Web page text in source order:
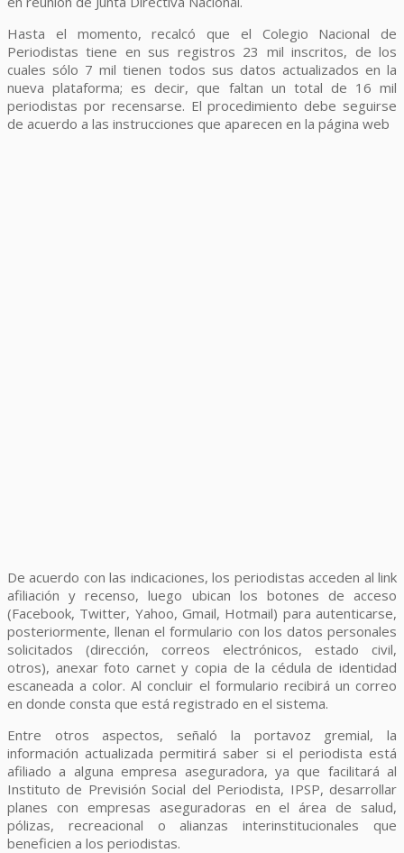
Hasta el momento, recalcó que el Colegio Nacional de
Periodistas tiene en sus registros 23 mil inscritos, de los
cuales sólo 7 mil tienen todos sus datos actualizados en la
nueva plataforma; es decir, que faltan un total de 16 mil
periodistas por recensarse. El procedimiento debe seguirse
de acuerdo a las instrucciones que aparecen en la página web
De acuerdo con las indicaciones, los periodistas acceden al link
afiliación y recenso, luego ubican los botones de acceso
(Facebook, Twitter, Yahoo, Gmail, Hotmail) para autenticarse,
posteriormente, llenan el formulario con los datos personales
solicitados (dirección, correos electrónicos, estado civil,
otros), anexar foto carnet y copia de la cédula de identidad
escaneada a color. Al concluir el formulario recibirá un correo
en donde consta que está registrado en el sistema.
Entre otros aspectos, señaló la portavoz gremial, la
información actualizada permitirá saber si el periodista está
afiliado a alguna empresa aseguradora, ya que facilitará al
Instituto de Previsión Social del Periodista, IPSP, desarrollar
planes con empresas aseguradoras en el área de salud,
pólizas, recreacional o alianzas interinstitucionales que
beneficien a los periodistas.